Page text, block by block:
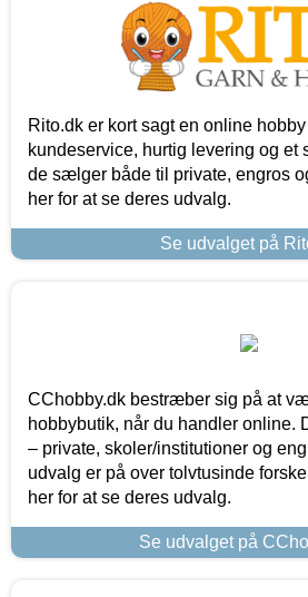
Rito.dk er kort sagt en online
kundeservice, hurtig levering og et
de sælger både til private, engros
her for at se deres udvalg.
Se udvalget på
CChobby.dk bestræber sig på at
hobbybutik, når du handler online.
– private, skoler/institutioner og
udvalg er på over tolvtusinde
her for at se deres udvalg.
Se udvalget på